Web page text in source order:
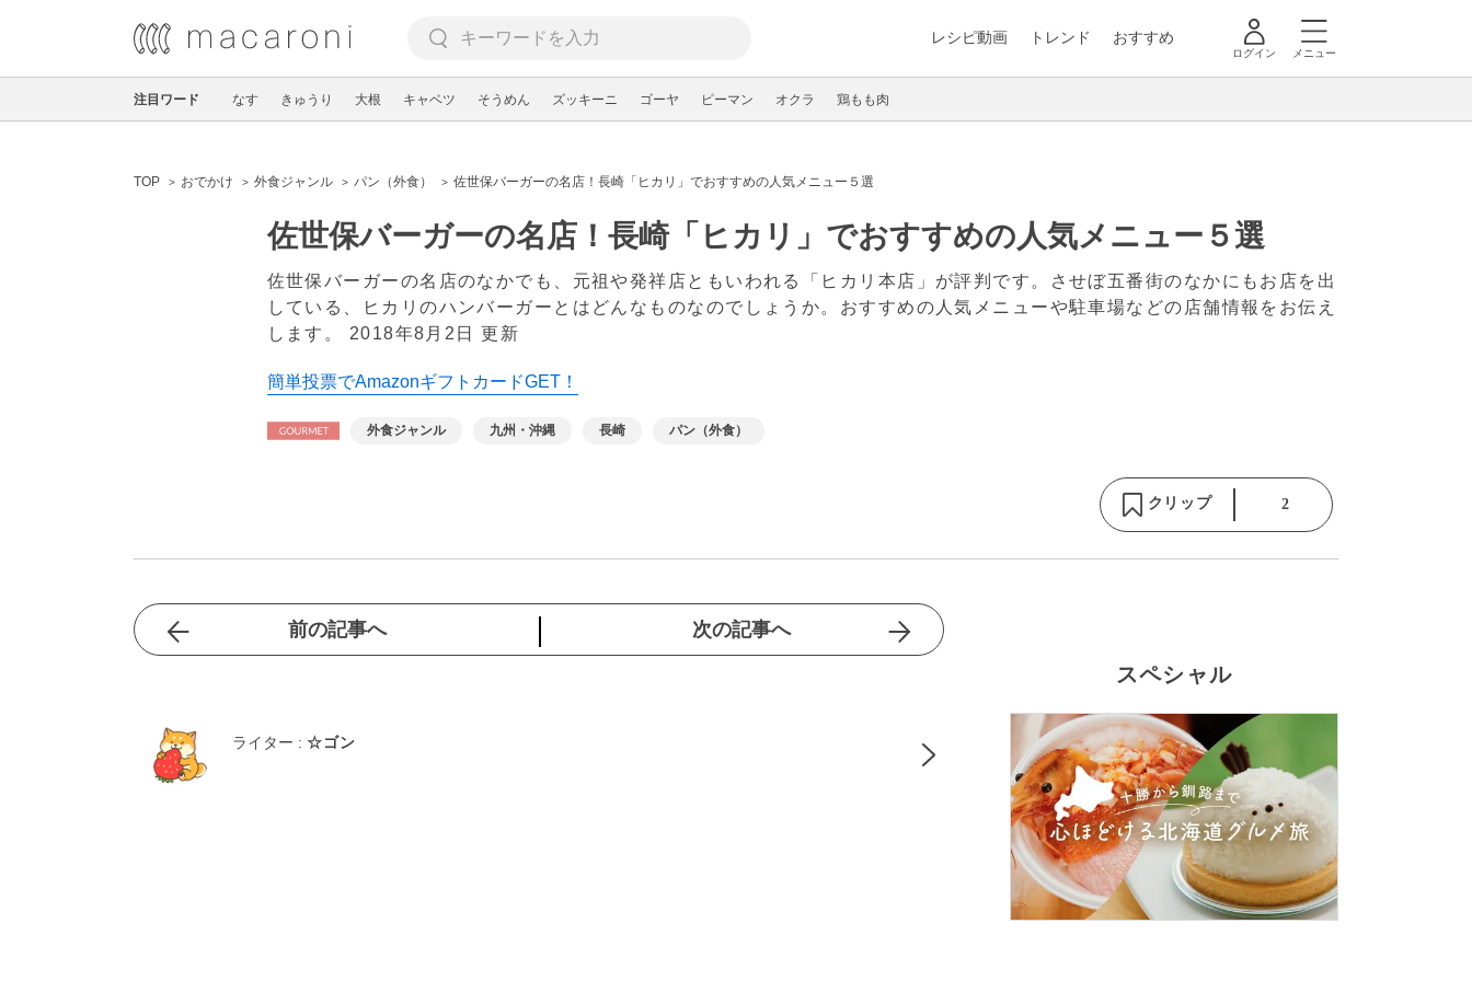
レシピ動画 トレンド おすすめ
ログイン メニュー
注目ワード なす きゅうり 大根 キャベツ そうめん ズッキーニ ゴーヤ ピーマン オクラ 鶏もも肉
TOP おでかけ 外食ジャンル パン（外食） 佐世保バーガーの名店！長崎「ヒカリ」でおすすめの人気メニュー５選
佐世保バーガーの名店！長崎「ヒカリ」でおすすめの人気メニュー５選
佐世保バーガーの名店のなかでも、元祖や発祥店ともいわれる「ヒカリ本店」が評判です。させぼ五番街のなかにもお店を出
している、ヒカリのハンバーガーとはどんなものなのでしょうか。おすすめの人気メニューや駐車場などの店舗情報をお伝え
します。 2018年8月2日 更新
簡単投票でAmazonギフトカードGET！
外食ジャンル 九州・沖縄 長崎 パン（外食）
クリップ 2
前の記事へ 次の記事へ
ライター : ☆ゴン
スペシャル